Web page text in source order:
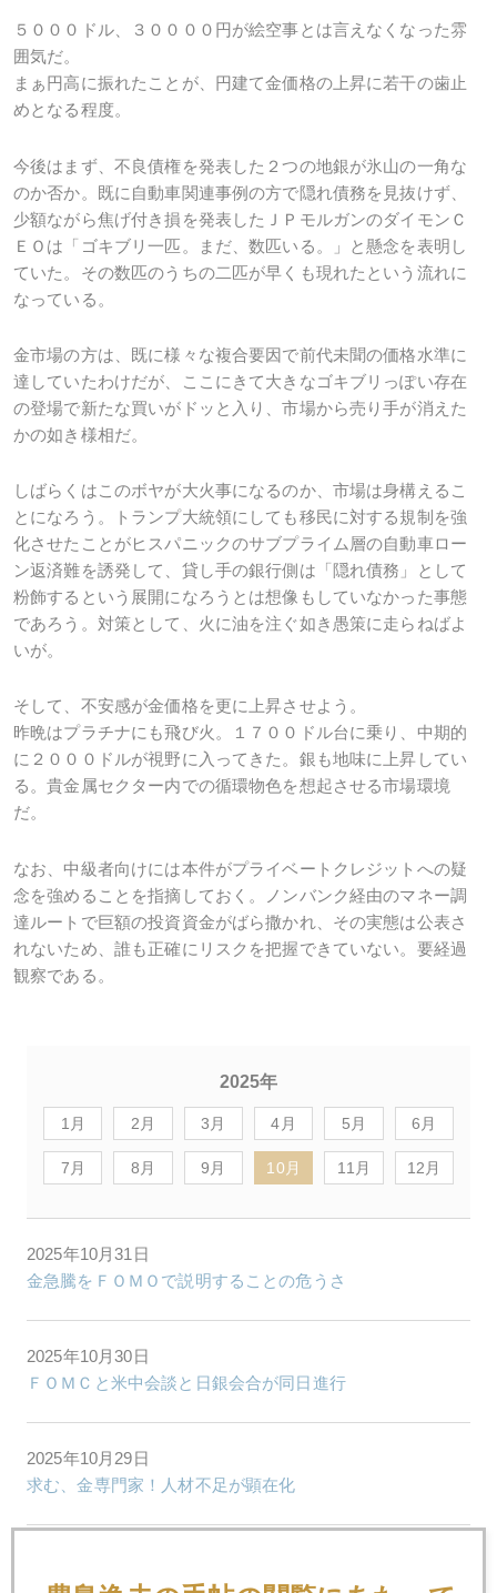
５０００ドル、３００００円が絵空事とは言えなくなった雰
囲気だ。
まぁ円高に振れたことが、円建て金価格の上昇に若干の歯止
めとなる程度。
今後はまず、不良債権を発表した２つの地銀が氷山の一角な
のか否か。既に自動車関連事例の方で隠れ債務を見抜けず、
少額ながら焦げ付き損を発表したＪＰモルガンのダイモンＣ
ＥＯは「ゴキブリ一匹。まだ、数匹いる。」と懸念を表明し
ていた。その数匹のうちの二匹が早くも現れたという流れに
なっている。
金市場の方は、既に様々な複合要因で前代未聞の価格水準に
達していたわけだが、ここにきて大きなゴキブリっぽい存在
の登場で新たな買いがドッと入り、市場から売り手が消えた
かの如き様相だ。
しばらくはこのボヤが大火事になるのか、市場は身構えるこ
とになろう。トランプ大統領にしても移民に対する規制を強
化させたことがヒスパニックのサブプライム層の自動車ロー
ン返済難を誘発して、貸し手の銀行側は「隠れ債務」として
粉飾するという展開になろうとは想像もしていなかった事態
であろう。対策として、火に油を注ぐ如き愚策に走らねばよ
いが。
そして、不安感が金価格を更に上昇させよう。
昨晩はプラチナにも飛び火。１７００ドル台に乗り、中期的
に２０００ドルが視野に入ってきた。銀も地味に上昇してい
る。貴金属セクター内での循環物色を想起させる市場環境
だ。
なお、中級者向けには本件がプライベートクレジットへの疑
念を強めることを指摘しておく。ノンバンク経由のマネー調
達ルートで巨額の投資資金がばら撒かれ、その実態は公表さ
れないため、誰も正確にリスクを把握できていない。要経過
観察である。
2025年
1月 2月 3月 4月 5月 6月
7月 8月 9月 10月 11月 12月
2025年10月31日
金急騰をＦＯＭＯで説明することの危うさ
2025年10月30日
ＦＯＭＣと米中会談と日銀会合が同日進行
2025年10月29日
求む、金専門家！人材不足が顕在化
金４０００ドル割れ